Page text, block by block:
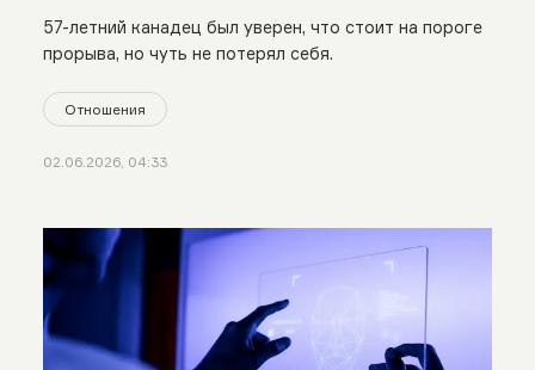
57-летний канадец был уверен, что стоит на пороге
прорыва, но чуть не потерял себя.
Отношения
02.06.2026, 04:33